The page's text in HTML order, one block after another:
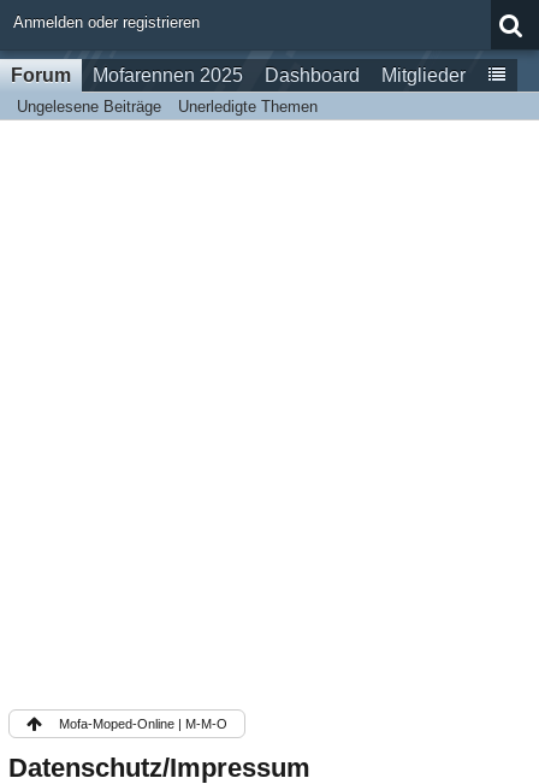
Anmelden oder registrieren
Forum Mofarennen 2025 Dashboard Mitglieder
Ungelesene Beiträge Unerledigte Themen
Mofa-Moped-Online | M-M-O
Datenschutz/Impressum